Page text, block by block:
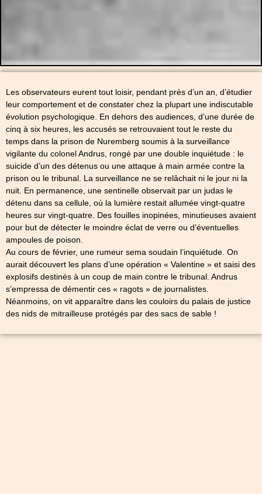
Les observateurs eurent tout loisir, pendant près d’un an, d’étudier
leur comportement et de constater chez la plupart une indiscutable
évolution psychologique. En dehors des audiences, d’une durée de
cinq à six heures, les accusés se retrouvaient tout le reste du
temps dans la prison de Nuremberg soumis à la surveillance
vigilante du colonel Andrus, rongé par une double inquiétude : le
suicide d’un des détenus ou une attaque à main armée contre la
prison ou le tribunal. La surveillance ne se relâchait ni le jour ni la
nuit. En permanence, une sentinelle observait par un judas le
détenu dans sa cellule, où la lumière restait allumée vingt-quatre
heures sur vingt-quatre. Des fouilles inopinées, minutieuses avaient
pour but de détecter le moindre éclat de verre ou d’éventuelles
ampoules de poison.
Au cours de février, une rumeur sema soudain l’inquiétude. On
aurait découvert les plans d’une opération « Valentine » et saisi des
explosifs destinés à un coup de main contre le tribunal. Andrus
s’empressa de démentir ces « ragots » de journalistes.
Néanmoins, on vit apparaître dans les couloirs du palais de justice
des nids de mitrailleuse protégés par des sacs de sable !